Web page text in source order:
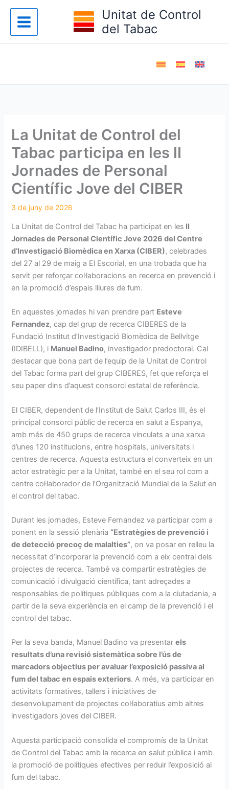
contingut
Unitat de Control
del Tabac
La Unitat de Control del
Tabac participa en les II
Jornades de Personal
Científic Jove del CIBER
La Unitat de Control del Tabac ha participat en les II
Jornades de Personal Científic Jove 2026 del Centre
d’Investigació Biomèdica en Xarxa (CIBER), celebrades
del 27 al 29 de maig a El Escorial, en una trobada que ha
servit per reforçar col·laboracions en recerca en prevenció i
en la promoció d’espais lliures de fum.
En aquestes jornades hi van prendre part Esteve
Fernandez, cap del grup de recerca CIBERES de la
Fundació Institut d’Investigació Biomèdica de Bellvitge
(IDIBELL), i Manuel Badino, investigador predoctoral. Cal
destacar que bona part de l’equip de la Unitat de Control
del Tabac forma part del grup CIBERES, fet que reforça el
seu paper dins d’aquest consorci estatal de referència.
El CIBER, dependent de l’Institut de Salut Carlos III, és el
principal consorci públic de recerca en salut a Espanya,
amb més de 450 grups de recerca vinculats a una xarxa
d’unes 120 institucions, entre hospitals, universitats i
centres de recerca. Aquesta estructura el converteix en un
actor estratègic per a la Unitat, també en el seu rol com a
centre col·laborador de l’Organització Mundial de la Salut en
el control del tabac.
Durant les jornades, Esteve Fernandez va participar com a
ponent en la sessió plenària “Estratègies de prevenció i
de detecció precoç de malalties”, on va posar en relleu la
necessitat d’incorporar la prevenció com a eix central dels
projectes de recerca. També va compartir estratègies de
comunicació i divulgació científica, tant adreçades a
responsables de polítiques públiques com a la ciutadania, a
partir de la seva experiència en el camp de la prevenció i el
control del tabac.
Per la seva banda, Manuel Badino va presentarels
resultats d’una revisió sistemàtica sobre l’ús de
marcadors objectius per avaluar l’exposició passiva al
fum del tabac en espais exteriors. A més, va participar en
activitats formatives, tallers i iniciatives de
desenvolupament de projectes col·laboratius amb altres
investigadors joves del CIBER.
Aquesta participació consolida el compromís de la Unitat
de Control del Tabac amb la recerca en salut pública i amb
la promoció de polítiques efectives per reduir l’exposició al
fum del tabac.